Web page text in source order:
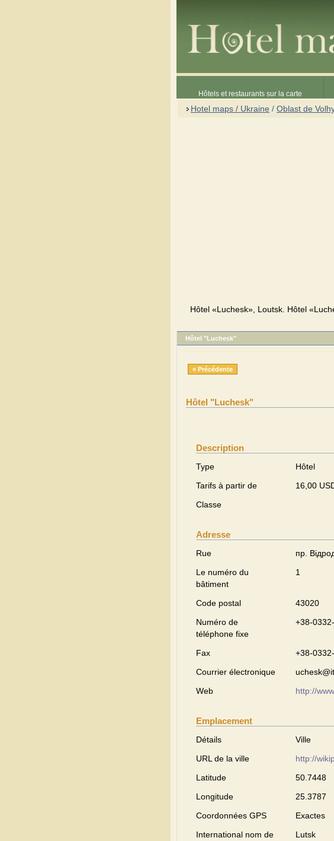
Hôtels et restaurants sur la carte
Hotel maps / Ukraine / Oblast de
Hôtel «Luchesk», Loutsk. Hôtel
Hôtel "Luchesk"
« Précédente
Hôtel "Luchesk"
Description
Type
Hôtel
Tarifs à partir de
16,00
Classe
Adresse
Rue
пр.
Le numéro du
bâtiment
1
Code postal
43020
Numéro de
téléphone fixe
+38-
Fax
+38-
Courrier électronique
Web
http://
Emplacement
Détails
Ville
URL de la ville
http://
Latitude
50.7448
Longitude
25.3787
Coordonnées GPS
Exactes
International nom de
Lutsk